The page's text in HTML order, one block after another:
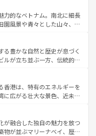
ど、バラエティ豊かな料理
の台湾情報は コンテンツ一覧を参
々の自然美を楽しむことが
肉、絶品のストリートフード
待っている。夜には、韓国な
多彩な魅力を心ゆくまで味
い。 なお、新着の韓国情報はコンテンツ一
力的なベトナム。南北に細長
園風景や青々とした山々、世
。ハノイの古い町並みやホ
代の建物も、独特の雰囲気を
エティの豊かさとおいしさで
トナムコーヒーなどは、ぜ
域を訪れてもあたたかい人々
、きっと忘れられない旅にな
る豊かな自然と歴史が息づく
ルが立ち並ぶ一方、伝統的な
はチェンマイなどの山岳地
はプーケットやクラビの美し
しむことができる。タイ料理
どの季節にも異なる楽しみ
タイの人々、仏教を中心とし
源が、訪れる旅人を魅了し続
香港は、特有のエネルギーを
に広がる壮大な景色、近未来
ず。観光スポットが密集し
回れるのも魅力。息をのむよ
で、香港を存分に楽しみ尽く
が融合した独自の魅力を放つ
物が並ぶマリーナベイ、歴史